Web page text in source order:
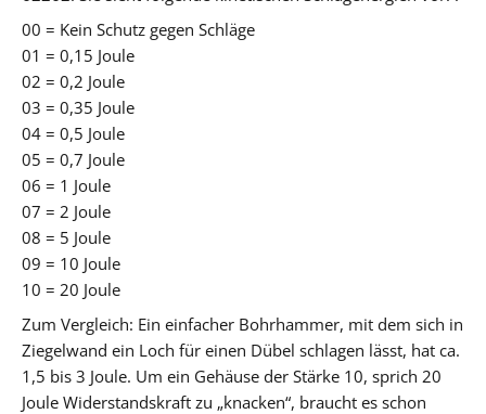
00 = Kein Schutz gegen Schläge
01 = 0,15 Joule
02 = 0,2 Joule
03 = 0,35 Joule
04 = 0,5 Joule
05 = 0,7 Joule
06 = 1 Joule
07 = 2 Joule
08 = 5 Joule
09 = 10 Joule
10 = 20 Joule
Zum Vergleich: Ein einfacher Bohrhammer, mit dem sich in
Ziegelwand ein Loch für einen Dübel schlagen lässt, hat ca.
1,5 bis 3 Joule. Um ein Gehäuse der Stärke 10, sprich 20
Joule Widerstandskraft zu „knacken“, braucht es schon